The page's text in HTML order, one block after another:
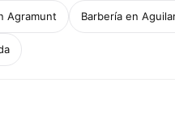
Agramunt Barbería en